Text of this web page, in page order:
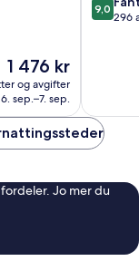
Prisen
1 476 kr
1 476 kr
og avgifter
6. sep.–7. sep.
av
9,0
296
Jo mer du